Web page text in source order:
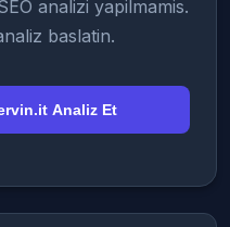
analizi yapilmamis.
baslatin.
Analiz Et